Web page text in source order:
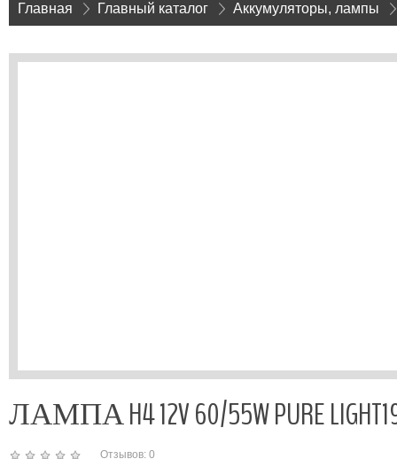
Главная » Главный каталог » Аккумуляторы, лампы
ЛАМПА H4 12V 60/55W PURE
Отзывов: 0